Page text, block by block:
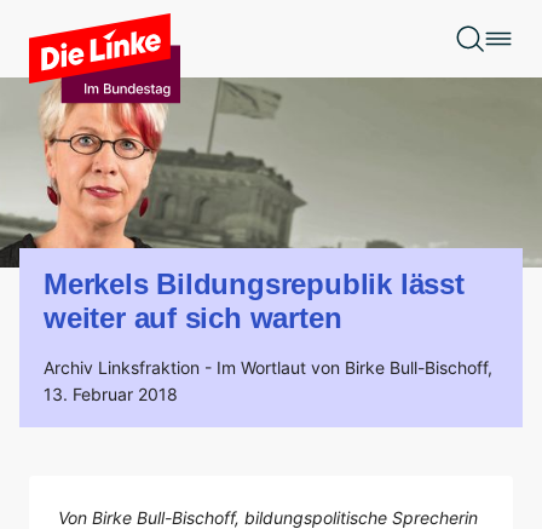
Zum Hauptinhalt springen
Merkels Bildungsrepublik lässt
weiter auf sich warten
Archiv Linksfraktion - Im Wortlaut von Birke Bull-Bischoff,
13. Februar 2018
Von Birke Bull-Bischoff, bildungspolitische Sprecherin